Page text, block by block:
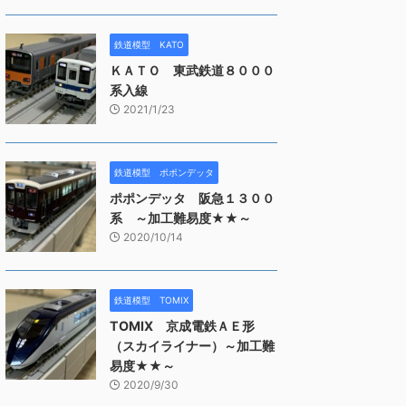
鉄道模型 KATO
ＫＡＴＯ 東武鉄道８０００
系入線
2021/1/23
鉄道模型 ポポンデッタ
ポポンデッタ 阪急１３００
系 ～加工難易度★★～
2020/10/14
鉄道模型 TOMIX
TOMIX 京成電鉄ＡＥ形
（スカイライナー）～加工難
易度★★～
2020/9/30